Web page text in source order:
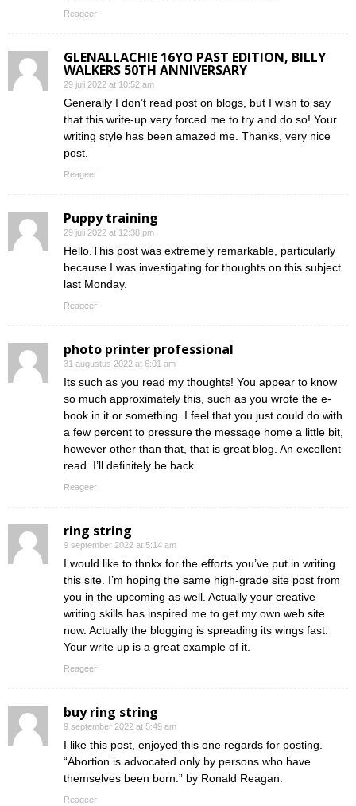
Reageer
GLENALLACHIE 16YO PAST EDITION, BILLY
WALKERS 50TH ANNIVERSARY
29 juli 2022 at 10:52 am
Generally I don’t read post on blogs, but I wish to say
that this write-up very forced me to try and do so! Your
writing style has been amazed me. Thanks, very nice
post.
Reageer
Puppy training
29 juli 2022 at 12:38 pm
Hello.This post was extremely remarkable, particularly
because I was investigating for thoughts on this subject
last Monday.
Reageer
photo printer professional
31 augustus 2022 at 6:01 am
Its such as you read my thoughts! You appear to know
so much approximately this, such as you wrote the e-
book in it or something. I feel that you just could do with
a few percent to pressure the message home a little bit,
however other than that, that is great blog. An excellent
read. I’ll definitely be back.
Reageer
ring string
9 september 2022 at 5:14 am
I would like to thnkx for the efforts you’ve put in writing
this site. I’m hoping the same high-grade site post from
you in the upcoming as well. Actually your creative
writing skills has inspired me to get my own web site
now. Actually the blogging is spreading its wings fast.
Your write up is a great example of it.
Reageer
buy ring string
9 september 2022 at 5:49 am
I like this post, enjoyed this one regards for posting.
“Abortion is advocated only by persons who have
themselves been born.” by Ronald Reagan.
Reageer